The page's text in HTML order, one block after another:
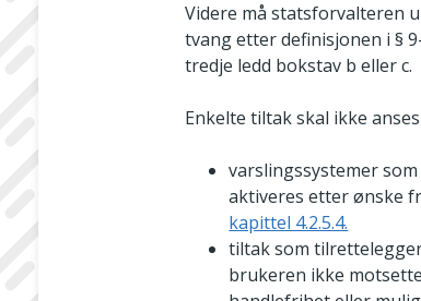
Videre må statsforvalteren
tvang etter definisjonen i §
tredje ledd bokstav b eller c.
Enkelte tiltak skal ikke
varslingssystemer
aktiveres etter ønske
kapittel 4.2.5.4.
tiltak som
brukeren ikke